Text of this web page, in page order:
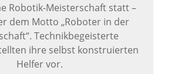
Robotik-Meisterschaft statt –
dem Motto „Roboter in der
Technikbegeisterte
ihre selbst konstruierten
Helfer vor.